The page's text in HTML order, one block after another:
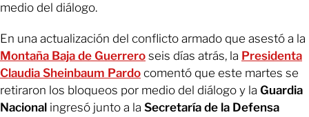
medio del diálogo.
En una actualización del conflicto armado que asestó a la
Montaña Baja de Guerrero seis días atrás, la Presidenta
Claudia Sheinbaum Pardo comentó que este martes se
retiraron los bloqueos por medio del diálogo y la Guardia
Nacional ingresó junto a la Secretaría de la Defensa